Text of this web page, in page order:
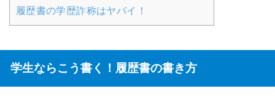
履歴書の学歴詐称はヤバイ！
学生ならこう書く！履歴書の書き方